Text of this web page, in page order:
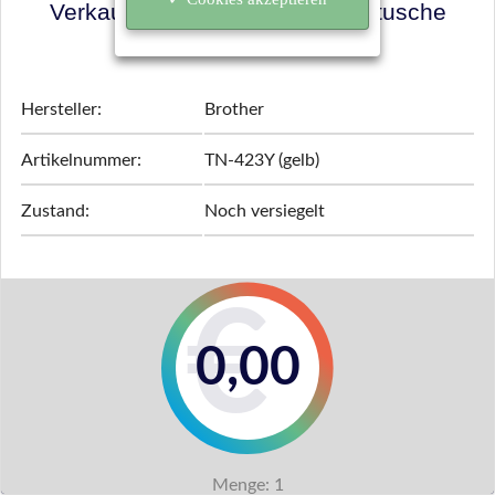
Verkaufspreis für Ihre Tonerkartusche
ermitteln!
Hersteller: Brother
Artikelnummer: TN-423Y (gelb)
Zustand: Noch versiegelt
0,00
Menge: 1